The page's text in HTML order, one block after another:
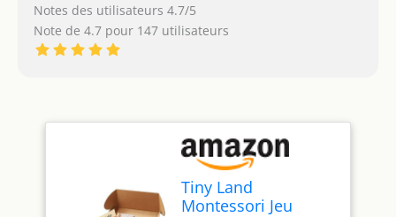
Notes des utilisateurs 4.7/5
Note de 4.7 pour 147 utilisateurs
Tiny Land
Montessori Jeu